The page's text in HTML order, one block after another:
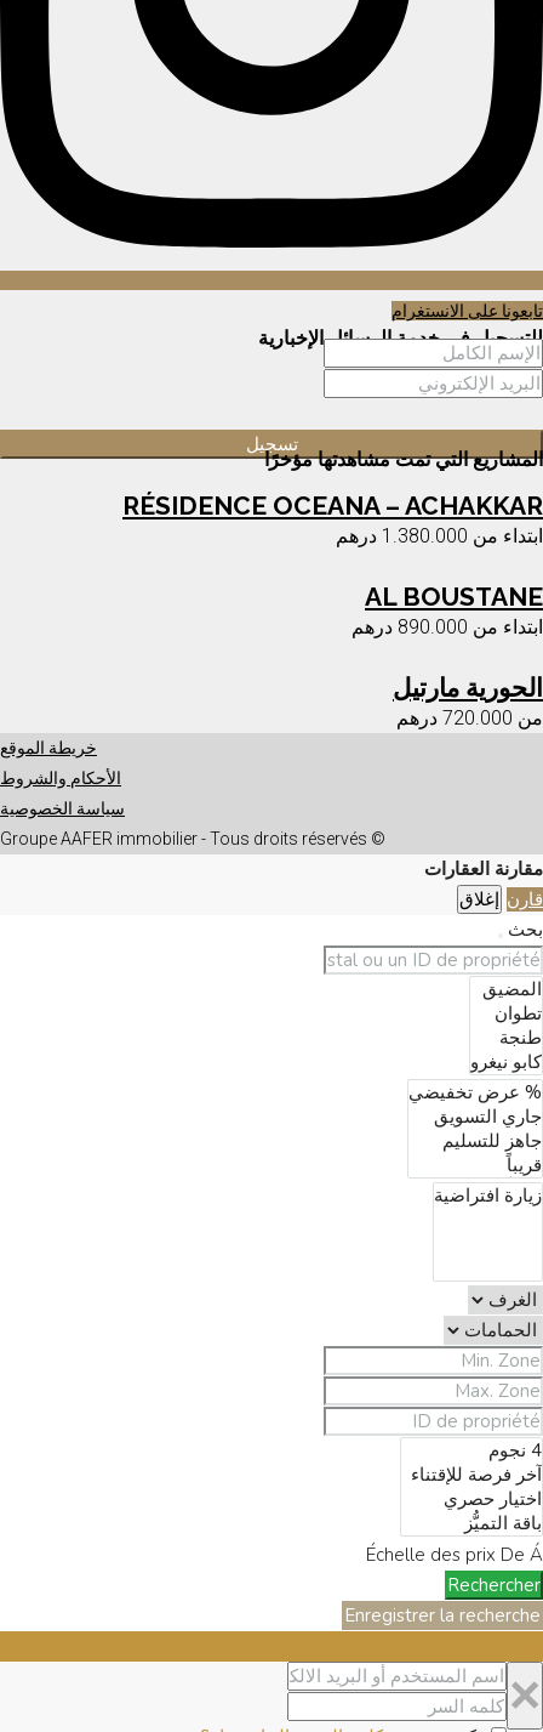
تابعونا على الانستغرام
للتسجيل في خدمة الرسائل الإخبارية
المشاريع التي تمت مشاهدتها مؤخرًا
RÉSIDENCE OCEANA – ACHAKKAR
ابتداء من 1.380.000 درهم
AL BOUSTANE
ابتداء من 890.000 درهم
الحورية مارتيل
من 720.000 درهم
خريطة الموقع
الأحكام والشروط
سياسة الخصوصية
© Groupe AAFER immobilier - Tous droits réservés
مقارنة العقارات
قارن إغلاق
بحث
Échelle des prix De Á
Rechercher
Enregistrer la recherche
×